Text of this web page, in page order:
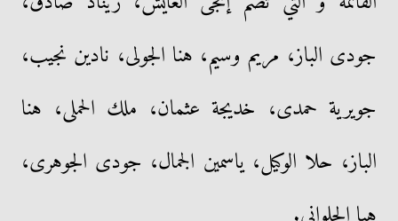
جودى الباز، مريم وسيم، هنا الجولى، نادين نجيب،
جويرية حمدى، خديجة عثمان، ملك الحملى، هنا
الباز، حلا الوكيل، ياسمين الجمال، جودى الجوهرى،